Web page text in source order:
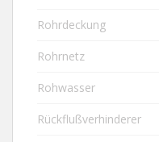
Rohrdeckung
Rohrnetz
Rohwasser
Rückflußverhinderer